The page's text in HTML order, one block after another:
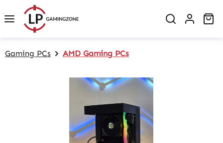
Zum Hauptinhalt springen
Gaming PCs AMD Gaming PCs
Bildergalerie überspringen